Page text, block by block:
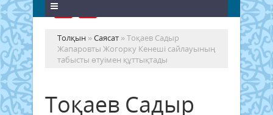
Толқын »Саясат » Тоқаев Садыр
Жапаровты Жогорку Кенеші сайлауының
табысты өтуімен құттықтады
Тоқаев Садыр